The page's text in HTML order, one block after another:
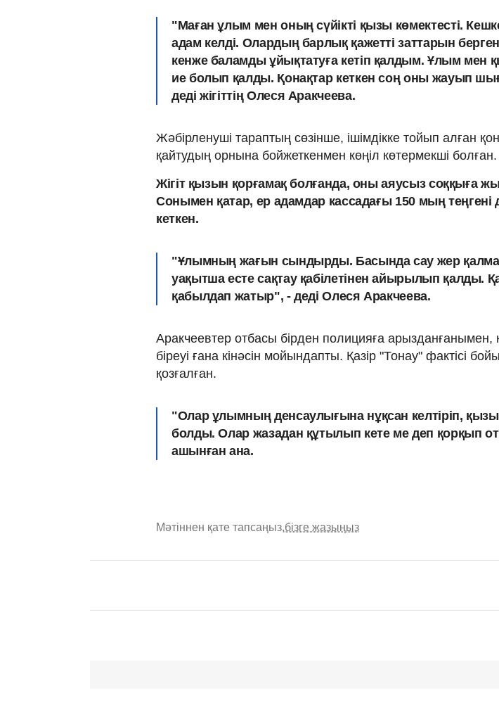
"Маған ұлым мен оның сүйікті қызы көмектесті.
адам келді. Олардың барлық қажетті заттарын
кенже баламды ұйықтатуға кетіп қалдым. Ұлым мен
ие болып қалды. Қонақтар кеткен соң оны жауып
деді жігіттің Олеся Аракчеева.
Жәбірленуші тараптың сөзінше, ішімдікке тойып алған
қайтудың орнына бойжеткенмен көңіл көтермекші болған.
Жігіт қызын қорғамақ болғанда, оны аяусыз соққыға
Сонымен қатар, ер адамдар кассадағы 150 мың теңгені
кеткен.
"Ұлымның жағын сындырды. Басында сау жер
уақытша есте сақтау қабілетінен айырылып қалды.
қабылдап жатыр", - деді Олеся Аракчеева.
Аракчеевтер отбасы бірден полицияға арызданғанымен,
біреуі ғана кінәсін мойындапты. Қазір "Тонау" фактісі
қозғалған.
"Олар ұлымның денсаулығына нұқсан келтіріп,
болды. Олар жазадан құтылып кете ме деп қорқып
ашынған ана.
Мәтіннен қате тапсаңыз,бізге жазыңыз